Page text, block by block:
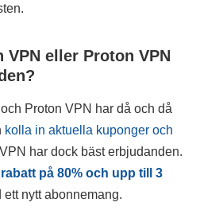
VPN eller Proton VPN
Proton VPN har då och då
kolla in aktuella kuponger och
har dock bäst erbjudanden.
på 80% och upp till 3
ett nytt abonnemang.